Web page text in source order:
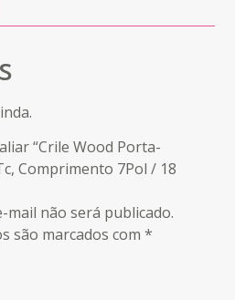
“Crile Wood Porta-
Comprimento 7Pol / 18
mail não será publicado.
são marcados com*